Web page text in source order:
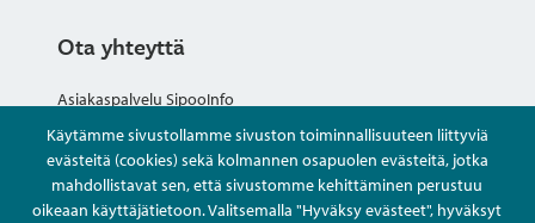
Käytämme sivustollamme sivuston toiminnallisuuteen liittyviä
evästeitä (cookies) sekä kolmannen osapuolen evästeitä, jotka
mahdollistavat sen, että sivustomme kehittäminen perustuu
oikeaan käyttäjätietoon. Valitsemalla "Hyväksy evästeet", hyväksyt
Ota yhteyttä
Asiakaspalvelu SipooInfo
Anna palautetta nimettömästi
Kysy tai asioi